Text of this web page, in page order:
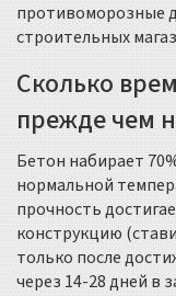
противоморозные
строительных
Сколько
прежде чем
Бетон набирает
нормальной
прочность
конструкцию
только после
через 14-28 дней в